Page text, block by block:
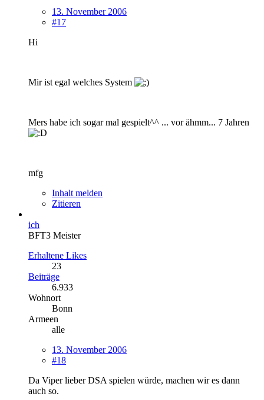
13. November 2006
#17
Hi
Mir ist egal welches System
Mers habe ich sogar mal gespielt^^ ... vor ähmm... 7 Jahren
mfg
Inhalt melden
Zitieren
ich
BFT3 Meister
Erhaltene Likes
23
Beiträge
6.933
Wohnort
Bonn
Armeen
alle
13. November 2006
#18
Da Viper lieber DSA spielen würde, machen wir es dann
auch so.